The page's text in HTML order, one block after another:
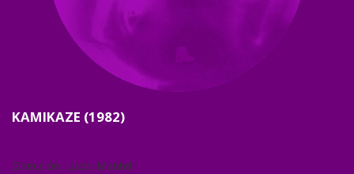
KAMIKAZE (1982)
Dirección: Lucio Mantel